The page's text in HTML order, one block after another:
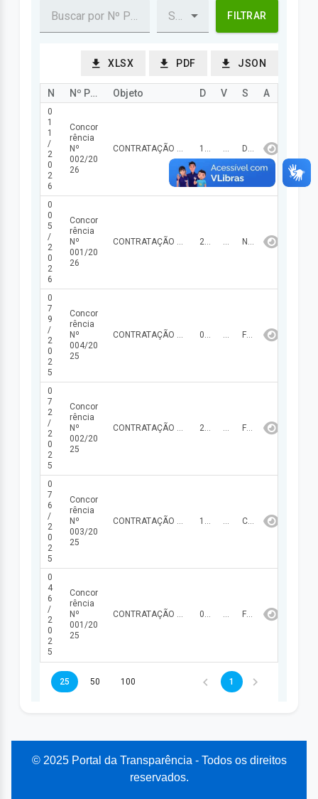
FILTRAR
XLSX PDF JSON
Nº Procedimento Objeto
0
1
1
/
2
0
2
6
Concor
rência
Nº
002/20
26
CONTRATAÇÃO DE EMPRESA DE ENGENHARIA ESPECIALIZADA PARA EXECUÇÃO DAS OBRAS DE CONSTRUÇÃO DA 1ª ETAPA DO ESTÁDIO DE FUTEBOL DO MUNICÍPIO DE MIGUEL LEÃO – PI. 12/03/2026 384.000,00 DIVULGADA
0
0
5
/
2
0
2
6
Concor
rência
Nº
001/20
26
CONTRATAÇÃO DE EMPRESA ESPECIALIZADA PARA CONSTRUÇÃO DE REFEITÓRIO DA UNIDADE ESCOLAR PREFEITO JOSÉ ALVES DA SILVA, NO MUNICÍPIO DE MIGUEL LEÃO – PI. 23/02/2026 388.438,05 NÃO FINALIZADA
0
7
9
/
2
0
2
5
Concor
rência
Nº
004/20
25
CONTRATAÇÃO DE EMPRESA ESPECIALIZADA PARA EXECUÇÃO DOS SERVIÇOS DE LIMPEZA URBANA NO MUNICÍPIO DE MIGUEL LEÃO - PI, ABRANGENDO VARRIÇÃO MANUAL DE VIAS PÚBLICAS, COLETA DE RESÍDUOS DOMICILIARES E COMERCIAIS DE PEQUENO VOLUME, CAPINA MANUAL E MECANIZADA DE LOGRADOUROS, BEM COMO PODA DE ÁRVORES DE PEQUENO E MÉDIO PORTE, CONFORME ESPECIFICAÇÕES CONSTANTES NO PROJETO BÁSICO. 01/10/2025 439.791,00 FINALIZADA
0
7
2
/
2
0
2
5
Concor
rência
Nº
002/20
25
CONTRATAÇÃO DE EMPRESA ESPECIALIZADA PARA CONSTRUÇÃO DE 01 (UMA) SALA DE AULA E REFORMA DOS BANHEIROS DA UNIDADE ESCOLAR PREF. JOSÉ ALVES DA SILVA, NO MUNICÍPIO DE MIGUEL LEÃO-PI. 24/09/2025 164.230,84 FINALIZADA
0
7
6
/
2
0
2
5
Concor
rência
Nº
003/20
25
CONTRATAÇÃO DE EMPRESA ESPECIALIZADA PARA EXECUÇÃO DOS SERVIÇOS DE LIMPEZA URBANA NO MUNICÍPIO DE MIGUEL LEÃO - PI, ABRANGENDO VARRIÇÃO MANUAL DE VIAS PÚBLICAS, COLETA DE RESÍDUOS DOMICILIARES E COMERCIAIS DE PEQUENO VOLUME, CAPINA MANUAL E MECANIZADA DE LOGRADOUROS, BEM COMO PODA DE ÁRVORES DE PEQUENO E MÉDIO PORTE, CONFORME ESPECIFICAÇÕES CONSTANTES NO PROJETO BÁSICO. 11/09/2025 439.791,00 CANCELADA
0
4
6
/
2
0
2
5
Concor
rência
Nº
001/20
25
CONTRATAÇÃO DE EMPRESA PARA PAVIMENTAÇÃO DE VIAS PÚBLICAS NO PERÍMETRO URBANO DO MUNICÍPIO DE MIGUEL LEÃO-PI 09/05/2025 277.844,80 FINALIZADA
25 50 100 1
© 2025 Portal da Transparência - Todos os direitos
reservados.